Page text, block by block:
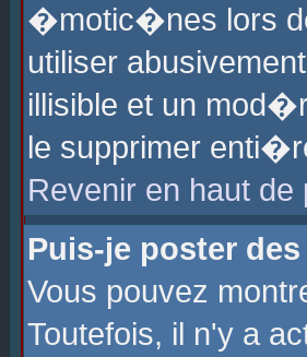
�motic�nes lors
utiliser
illisible et un
le supprimer
Revenir en haut de
Puis-je poster
Vous pouvez
Toutefois, il n'y a